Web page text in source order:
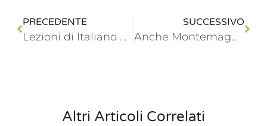
PRECEDENTE
Lezioni di Italiano per Stranieri –> In programmazione ad OTTOBRE
SUCCESSIVO
Anche Montemagno lavora in Smart Working!
Altri Articoli Correlati